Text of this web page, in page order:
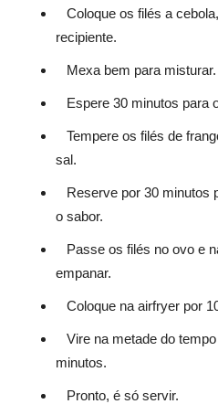
Coloque os filés a
recipiente.
Mexa bem para misturar.
Espere 30 minutos para
Tempere os filés de
sal.
Reserve por 30 minutos
o sabor.
Passe os filés no ovo e
empanar.
Coloque na airfryer por
Vire na metade do
minutos.
Pronto, é só servir.